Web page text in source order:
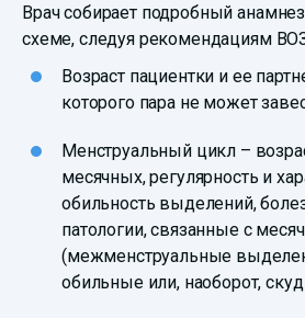
Врач собирает подробный
схеме, следуя рекомендациям
Возраст пациентки и ее
которого пара не может
Менструальный цикл –
месячных, регулярность и
обильность выделений,
патологии, связанные с
(межменструальные
обильные или, наоборот,